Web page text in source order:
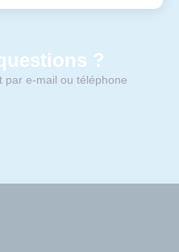
?
par e-mail ou téléphone